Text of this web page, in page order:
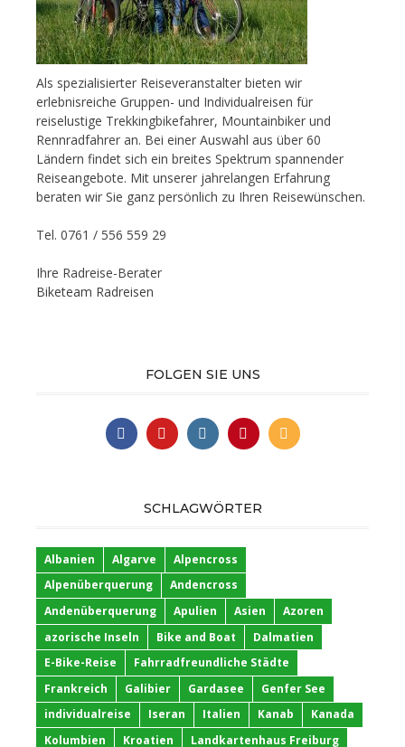
Als spezialisierter Reiseveranstalter bieten wir
erlebnisreiche Gruppen- und Individualreisen für
reiselustige Trekkingbikefahrer, Mountainbiker und
Rennradfahrer an. Bei einer Auswahl aus über 60
Ländern findet sich ein breites Spektrum spannender
Reiseangebote. Mit unserer jahrelangen Erfahrung
beraten wir Sie ganz persönlich zu Ihren Reisewünschen.
Tel. 0761 / 556 559 29
Ihre Radreise-Berater
Biketeam Radreisen
FOLGEN SIE UNS
SCHLAGWÖRTER
Albanien Algarve
Alpencross
Alpenüberquerung
Andencross
Andenüberquerung
Apulien Asien
Azoren
azorische Inseln
Bike and Boat
Dalmatien
E-Bike-Reise
Fahrradfreundliche Städte
Frankreich
Galibier Gardasee
Genfer See
individualreise
Iseran Italien Kanab
Kanada
Kolumbien
Kroatien
Landkartenhaus Freiburg